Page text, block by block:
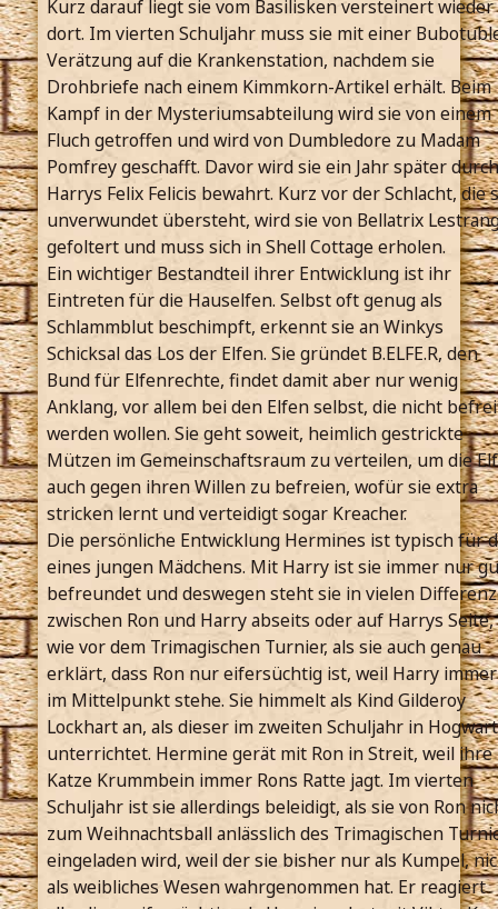
Kurz darauf liegt sie vom Basilisken versteinert wieder
dort. Im vierten Schuljahr muss sie mit einer
Verätzung auf die Krankenstation, nachdem sie
Drohbriefe nach einem Kimmkorn-Artikel erhält. Beim
Kampf in der Mysteriumsabteilung wird sie von einem
Fluch getroffen und wird von Dumbledore zu Madam
Pomfrey geschafft. Davor wird sie ein Jahr später durch
Harrys Felix Felicis bewahrt. Kurz vor der Schlacht, die
unverwundet übersteht, wird sie von Bellatrix
gefoltert und muss sich in Shell Cottage erholen.
Ein wichtiger Bestandteil ihrer Entwicklung ist ihr
Eintreten für die Hauselfen. Selbst oft genug als
Schlammblut beschimpft, erkennt sie an Winkys
Schicksal das Los der Elfen. Sie gründet B.ELFE.R, den
Bund für Elfenrechte, findet damit aber nur wenig
Anklang, vor allem bei den Elfen selbst, die nicht
werden wollen. Sie geht soweit, heimlich gestrickte
Mützen im Gemeinschaftsraum zu verteilen, um die
auch gegen ihren Willen zu befreien, wofür sie extra
stricken lernt und verteidigt sogar Kreacher.
Die persönliche Entwicklung Hermines ist typisch für
eines jungen Mädchens. Mit Harry ist sie immer nur
befreundet und deswegen steht sie in vielen
zwischen Ron und Harry abseits oder auf Harrys Seite,
wie vor dem Trimagischen Turnier, als sie auch genau
erklärt, dass Ron nur eifersüchtig ist, weil Harry immer
im Mittelpunkt stehe. Sie himmelt als Kind Gilderoy
Lockhart an, als dieser im zweiten Schuljahr in
unterrichtet. Hermine gerät mit Ron in Streit, weil ihre
Katze Krummbein immer Rons Ratte jagt. Im vierten
Schuljahr ist sie allerdings beleidigt, als sie von Ron
zum Weihnachtsball anlässlich des Trimagischen
eingeladen wird, weil der sie bisher nur als Kumpel,
als weibliches Wesen wahrgenommen hat. Er reagiert